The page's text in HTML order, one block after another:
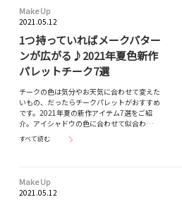
Make Up
2021.05.12
1つ持っていればメークパター
ンが広がる♪2021年夏色新作
パレットチーク7選
チークの色は気分やお天気に合わせて変えた
いもの、だったらチークパレットがおすすめ
です。2021年夏の新作アイテム7選をご紹
介。アイシャドウの色に合わせて似合わ…
すべて読む
Make Up
2021.05.12